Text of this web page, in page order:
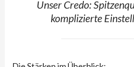
Unser Credo:
komplizierte